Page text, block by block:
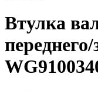
Втулка
переднего/